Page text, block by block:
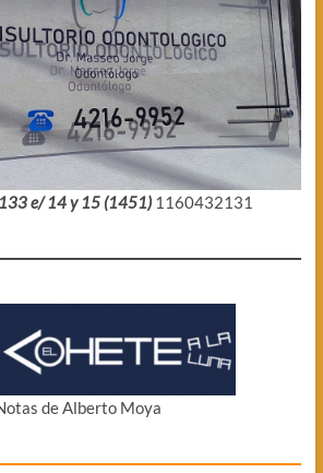
e/ 14 y 15 (1451) 1160432131
de Alberto Moya